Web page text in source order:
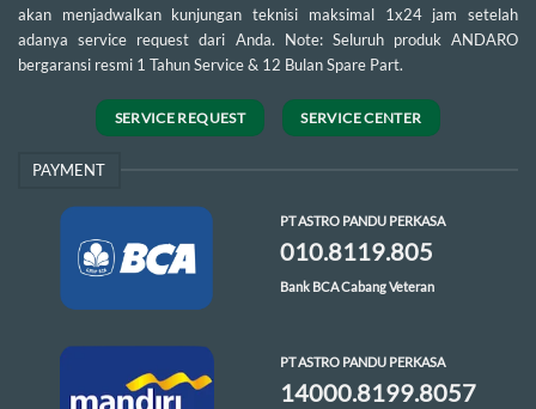
akan menjadwalkan kunjungan teknisi maksimal 1x24 jam setelah
adanya service request dari Anda. Note: Seluruh produk ANDARO
bergaransi resmi 1 Tahun Service & 12 Bulan Spare Part.
SERVICE REQUEST SERVICE CENTER
PAYMENT
PT ASTRO PANDU PERKASA
010.8119.805
Bank BCA Cabang Veteran
PT ASTRO PANDU PERKASA
14000.8199.8057